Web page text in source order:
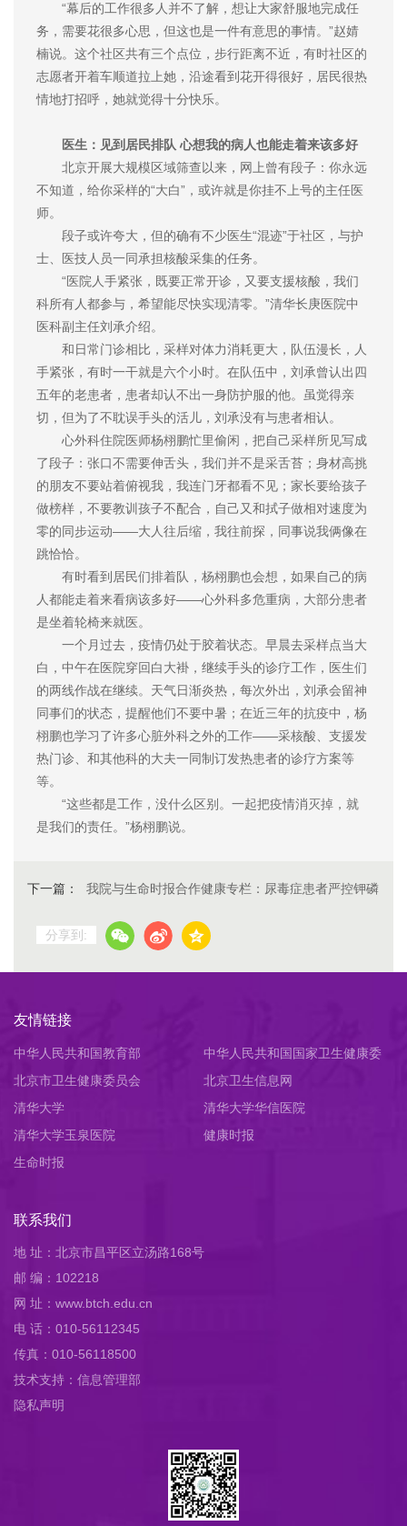
“幕后的工作很多人并不了解，想让大家舒服地完成任
务，需要花很多心思，但这也是一件有意思的事情。”赵婧
楠说。这个社区共有三个点位，步行距离不近，有时社区的
志愿者开着车顺道拉上她，沿途看到花开得很好，居民很热
情地打招呼，她就觉得十分快乐。
医生：见到居民排队 心想我的病人也能走着来该多好
北京开展大规模区域筛查以来，网上曾有段子：你永远
不知道，给你采样的“大白”，或许就是你挂不上号的主任医
师。
段子或许夸大，但的确有不少医生“混迹”于社区，与护
士、医技人员一同承担核酸采集的任务。
“医院人手紧张，既要正常开诊，又要支援核酸，我们
科所有人都参与，希望能尽快实现清零。”清华长庚医院中
医科副主任刘承介绍。
和日常门诊相比，采样对体力消耗更大，队伍漫长，人
手紧张，有时一干就是六个小时。在队伍中，刘承曾认出四
五年的老患者，患者却认不出一身防护服的他。虽觉得亲
切，但为了不耽误手头的活儿，刘承没有与患者相认。
心外科住院医师杨栩鹏忙里偷闲，把自己采样所见写成
了段子：张口不需要伸舌头，我们并不是采舌苔；身材高挑
的朋友不要站着俯视我，我连门牙都看不见；家长要给孩子
做榜样，不要教训孩子不配合，自己又和拭子做相对速度为
零的同步运动——大人往后缩，我往前探，同事说我俩像在
跳恰恰。
有时看到居民们排着队，杨栩鹏也会想，如果自己的病
人都能走着来看病该多好——心外科多危重病，大部分患者
是坐着轮椅来就医。
一个月过去，疫情仍处于胶着状态。早晨去采样点当大
白，中午在医院穿回白大褂，继续手头的诊疗工作，医生们
的两线作战在继续。天气日渐炎热，每次外出，刘承会留神
同事们的状态，提醒他们不要中暑；在近三年的抗疫中，杨
栩鹏也学习了许多心脏外科之外的工作——采核酸、支援发
热门诊、和其他科的大夫一同制订发热患者的诊疗方案等
等。
“这些都是工作，没什么区别。一起把疫情消灭掉，就
是我们的责任。”杨栩鹏说。
下一篇： 我院与生命时报合作健康专栏：尿毒症患者严控钾磷
分享到:
友情链接
中华人民共和国教育部
中华人民共和国国家卫生健康委
员会
北京市卫生健康委员会
北京卫生信息网
清华大学
清华大学华信医院
清华大学玉泉医院
健康时报
生命时报
联系我们
地 址：北京市昌平区立汤路168号
邮 编：102218
网 址：www.btch.edu.cn
电 话：010-56112345
传真：010-56118500
技术支持：信息管理部
隐私声明